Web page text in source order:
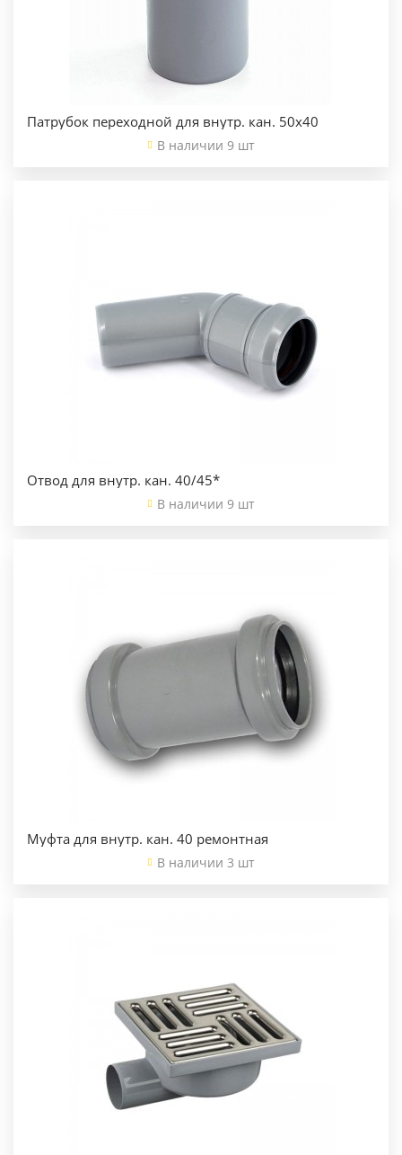
Патрубок переходной для внутр. кан. 50х40
В наличии 9 шт
Отвод для внутр. кан. 40/45*
В наличии 9 шт
Муфта для внутр. кан. 40 ремонтная
В наличии 3 шт